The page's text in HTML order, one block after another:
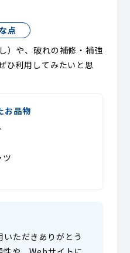
点
）や、破れの補修・補強
ひ利用してみたいと思
お品物
ただきありがとう